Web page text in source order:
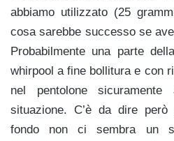
abbiamo utilizzato (25
cosa sarebbe successo se
Probabilmente una parte
whirpool a fine bollitura e con
nel pentolone sicuramente
situazione. C’è da dire
fondo non ci sembra un